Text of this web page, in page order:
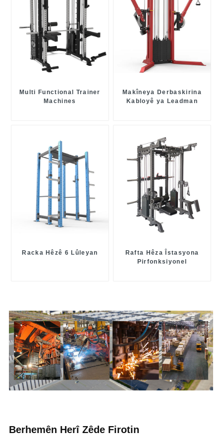
Multi Functional Trainer
Machines
Makîneya Derbaskirina
Kabloyê ya Leadman
Racka Hêzê 6 Lûleyan
Rafta Hêza Îstasyona
Pirfonksiyonel
Berhemên Herî Zêde Firotin